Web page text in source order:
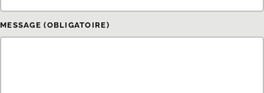
MESSAGE(OBLIGATOIRE)